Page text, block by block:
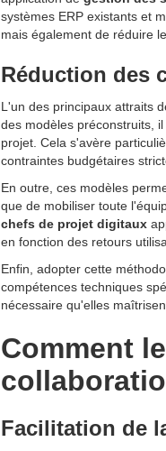
systèmes ERP existants et
mais également de réduire
Réduction des
L'un des principaux attraits
des modèles préconstruits,
projet. Cela s'avère
contraintes budgétaires
En outre, ces modèles
que de mobiliser toute
chefs de projet digitaux
en fonction des retours
Enfin, adopter cette
compétences techniques
nécessaire qu'elles
Comment
Facilitation de